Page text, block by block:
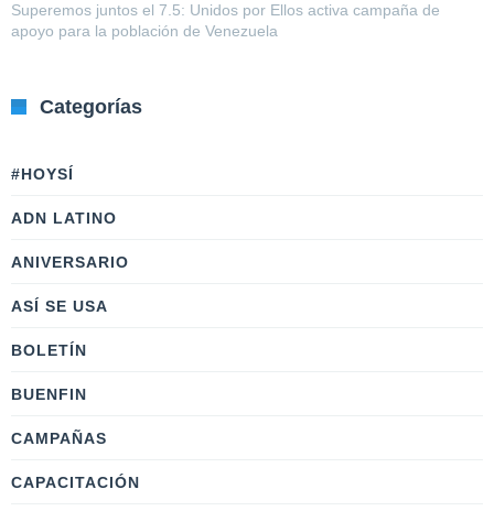
Superemos juntos el 7.5: Unidos por Ellos activa campaña de
apoyo para la población de Venezuela
Categorías
#HOYSÍ
ADN LATINO
ANIVERSARIO
ASÍ SE USA
BOLETÍN
BUENFIN
CAMPAÑAS
CAPACITACIÓN